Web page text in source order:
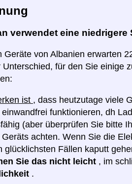
verwendet eine niedrigere
Geräte von Albanien erwarten
für den Sie einige
ist , dass heutzutage viele
funktionieren, dh
(aber überprüfen Sie bitte
achten. Wenn Sie die
glücklichsten Fällen kaputt
Sie das nicht leicht , im
.